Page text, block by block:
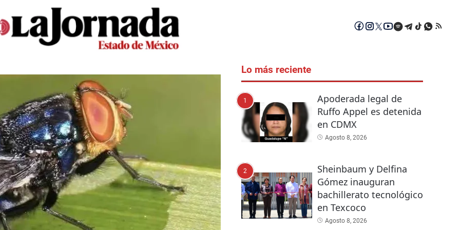
Lo más reciente
1
Apoderada legal de
Ruffo Appel es detenida
en CDMX
Agosto 8, 2026
2
Sheinbaum y Delfina
Gómez inauguran
bachillerato tecnológico
en Texcoco
Agosto 8, 2026